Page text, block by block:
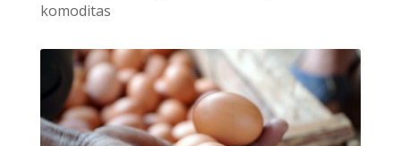
komoditas